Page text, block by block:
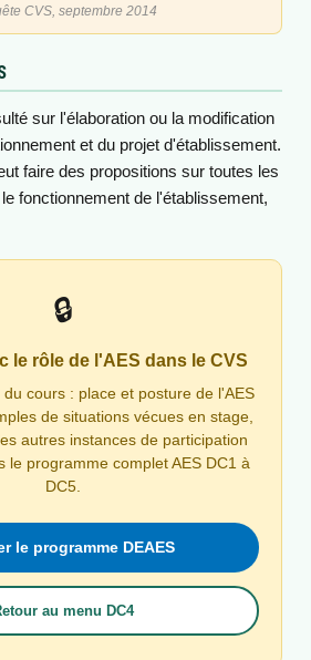
CVS, septembre 2014
sur l'élaboration ou la modification
et du projet d'établissement.
faire des propositions sur toutes les
fonctionnement de l'établissement,
et la vie quotidienne
socioculturelles et les
et d'équipement
des services rendus
collectifs
de travaux ou de fermeture
institutionnelle, les mesures prises
entre les participants et les
touchant aux conditions de
🔒
le rôle de l'AES dans le CVS
cours : place et posture de l'AES
de situations vécues en stage,
autres instances de participation
le programme complet AES DC1 à
DC5.
le programme DEAES
au menu DC4